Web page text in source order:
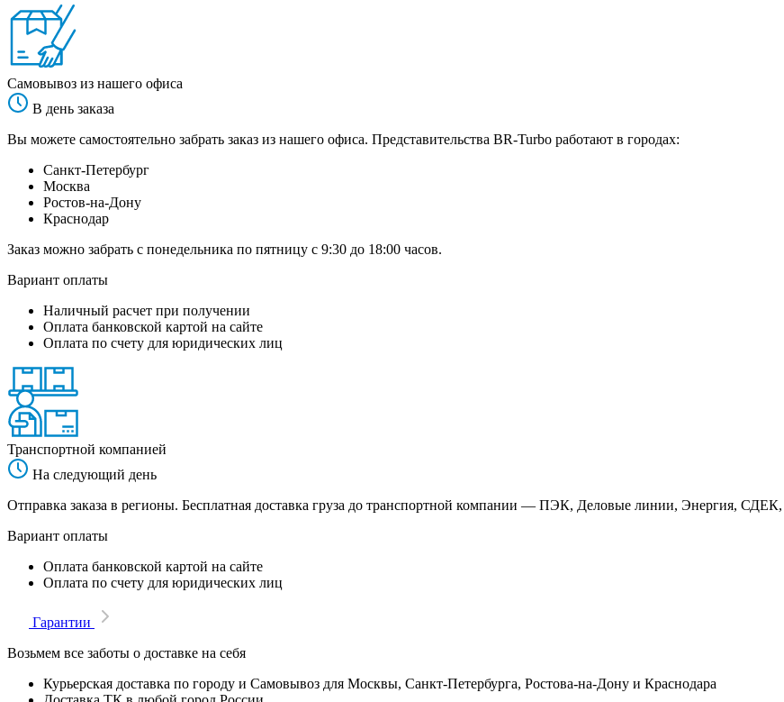
Самовывоз из нашего офиса
В день заказа
Вы можете самостоятельно забрать заказ из нашего офиса. Представительства BR-Turbo работают в городах:
Санкт-Петербург
Москва
Ростов-на-Дону
Краснодар
Заказ можно забрать с понедельника по пятницу с 9:30 до 18:00 часов.
Вариант оплаты
Наличный расчет при получении
Оплата банковской картой на сайте
Оплата по счету для юридических лиц
Транспортной компанией
На следующий день
Отправка заказа в регионы. Бесплатная доставка груза до транспортной компании — ПЭК, Деловые линии, Энергия,
Вариант оплаты
Оплата банковской картой на сайте
Оплата по счету для юридических лиц
Гарантии
Возьмем все заботы о доставке на себя
Курьерская доставка по городу и Самовывоз для Москвы, Санкт-Петербурга, Ростова-на-Дону и Краснодара